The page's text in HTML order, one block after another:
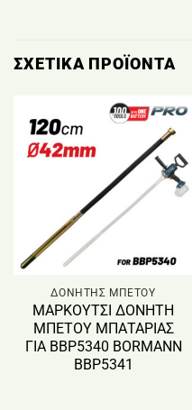
ΣΧΕΤΙΚΆ ΠΡΟΪΌΝΤΑ
ΔΟΝΗΤΗΣ ΜΠΕΤΟΥ
ΜΑΡΚΟΥΤΣΙ ΔΟΝΗΤΗ
ΜΠΕΤΟΥ ΜΠΑΤΑΡΙΑΣ
ΓΙΑ BBP5340 BORMANN
BBP5341